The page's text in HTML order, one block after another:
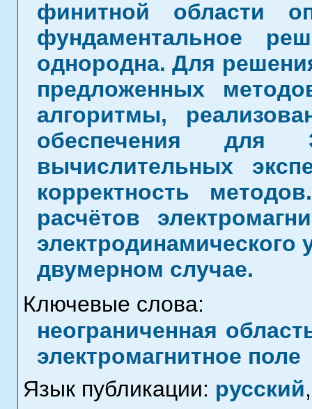
финитной области
фундаментальное
однородна. Для
предложенных
алгоритмы,
обеспечения
вычислительных
корректность
расчётов
электродинамического
двумерном случае.
Ключевые слова:
неограниченная
электромагнитное поле
Язык публикации: русский,